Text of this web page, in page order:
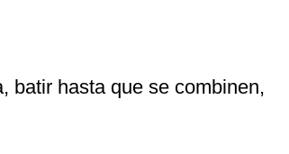
batir hasta que se combinen,